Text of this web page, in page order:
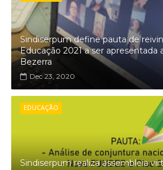
Sindiserpum define pauta de
Educação 2021 a ser apresentada
Bezerra
Dec 23, 2020
EDUCAÇÃO
Sindiserpum realiza assembleia